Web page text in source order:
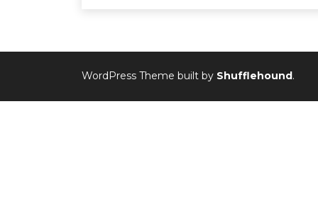
WordPress Theme built by Shufflehound .